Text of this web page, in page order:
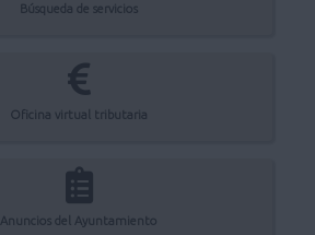
Búsqueda de servicios
Oficina virtual tributaria
Anuncios del Ayuntamiento